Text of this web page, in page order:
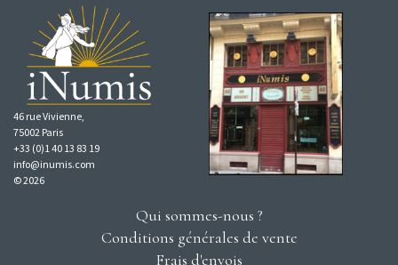
46 rue Vivienne,
75002 Paris
+33 (0)1 40 13 83 19
info@inumis.com
© 2026
Qui sommes-nous ?
Conditions générales de vente
Frais d'envois